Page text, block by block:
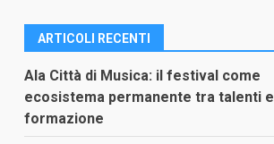
ARTICOLI RECENTI
Ala Città di Musica: il festival come
ecosistema permanente tra talenti e
formazione